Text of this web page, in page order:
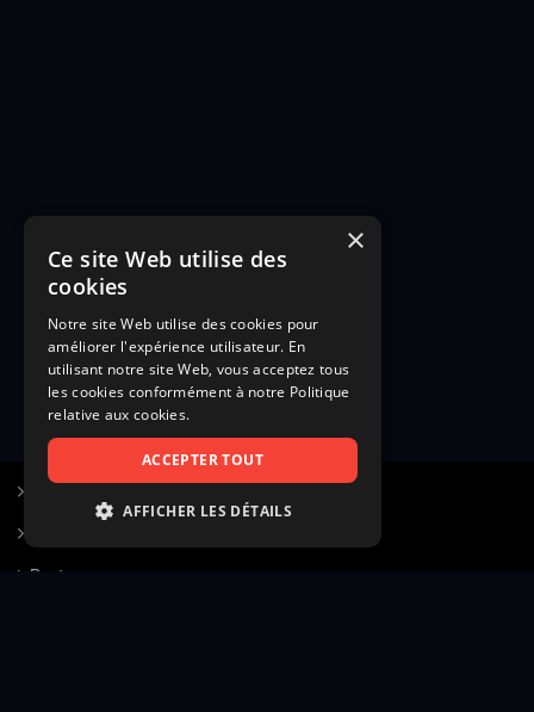
Poster une annonce
×
Ce site Web utilise des
cookies
Notre site Web utilise des cookies pour
améliorer l'expérience utilisateur. En
utilisant notre site Web, vous acceptez tous
les cookies conformément à notre Politique
relative aux cookies.
ACCEPTER TOUT
AFFICHER LES DÉTAILS